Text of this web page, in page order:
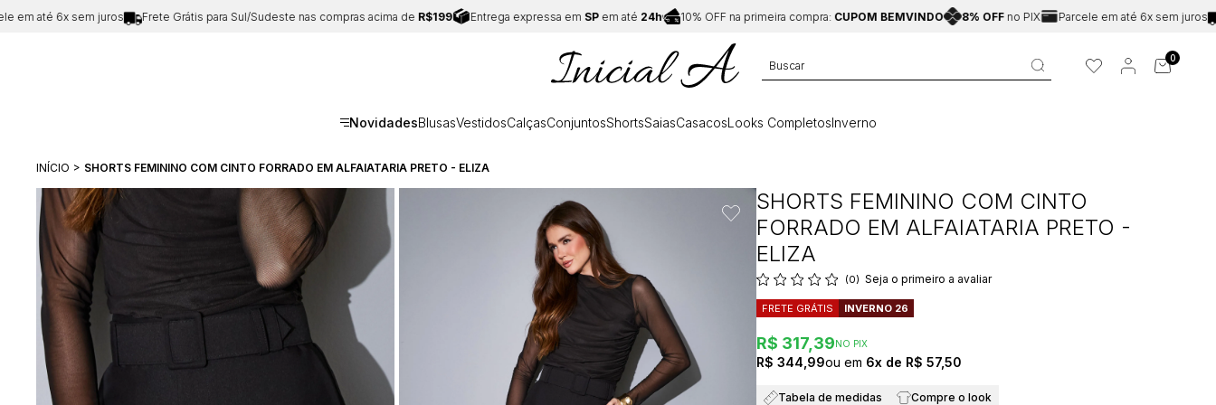
6x sem juros Frete Grátis para Sul/Sudeste nas compras acima deR$199 Entrega expressa emSP em até24h 10% OFF na primeira compra:CUPOM BEMVINDO 8% OFFno PIX Parcele em até 6x sem juros
0
NovidadesBlusasVestidosCalçasConjuntosShortsSaiasCasacosLooks CompletosInverno
INÍCIO SHORTS FEMININO COM CINTO FORRADO EM ALFAIATARIA PRETO - ELIZA
SHORTS FEMININO COM CINTO
FORRADO EM ALFAIATARIA PRETO -
ELIZA
(0) Seja o primeiro a avaliar
FRETE GRÁTIS INVERNO 26
R$ 317,39NO PIX
R$ 344,99 6x R$ 57,50
Tabela de medidas Compre o look